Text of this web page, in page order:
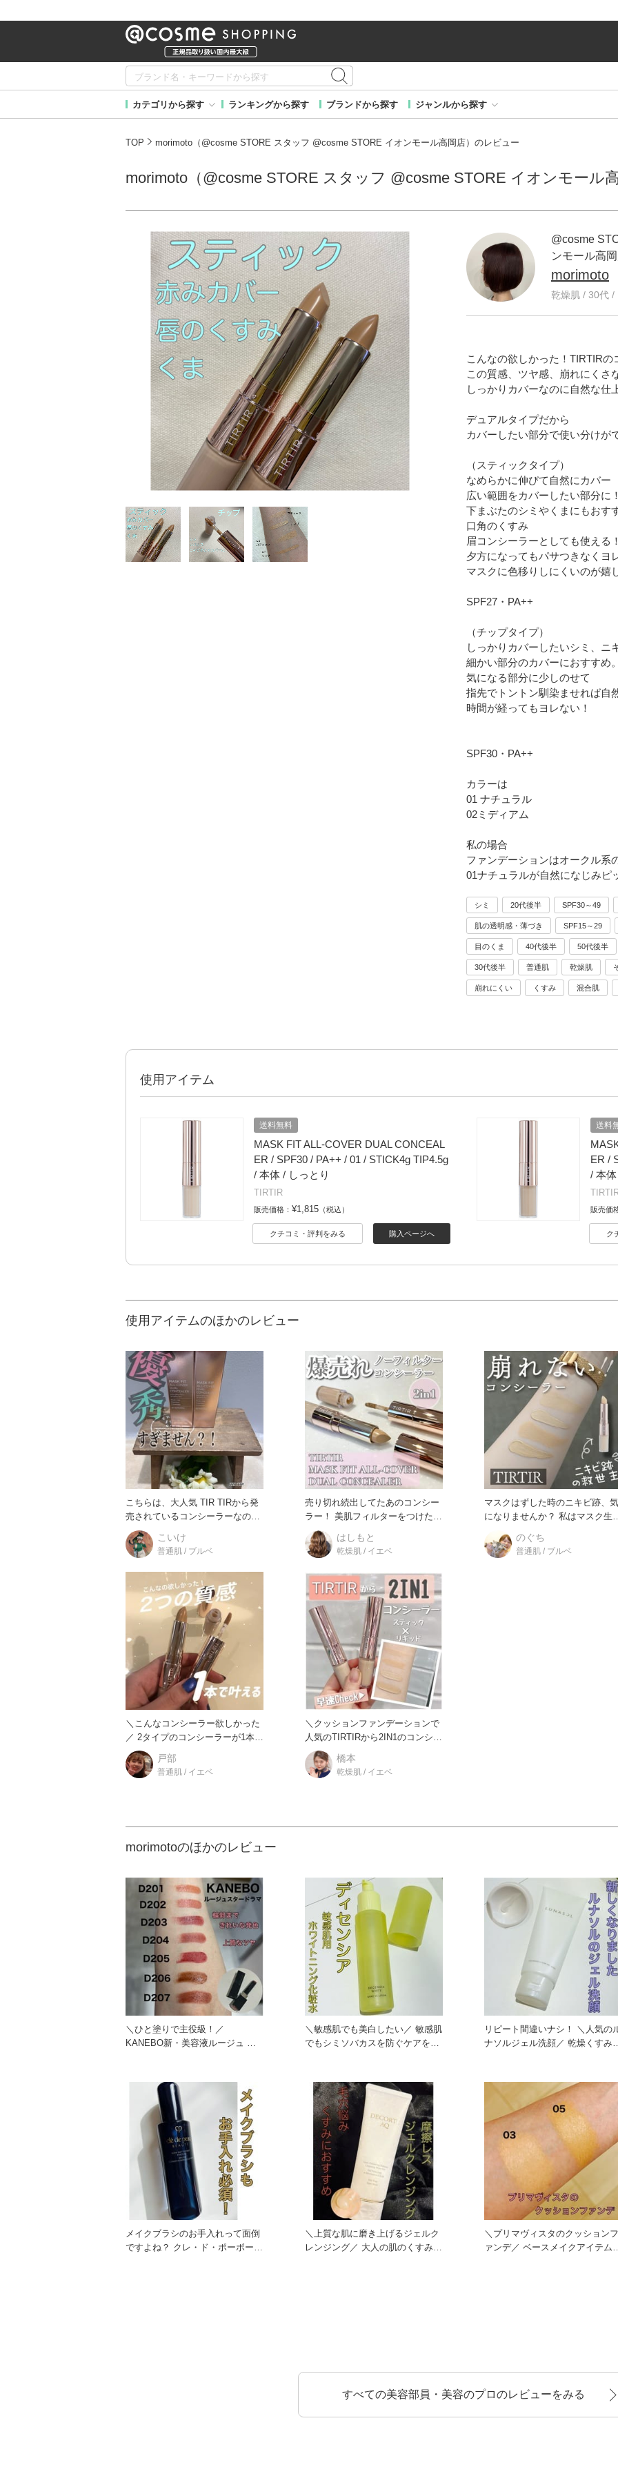
カテゴリから探す ランキングから探す ブランドから探す ジャンルから探す
TOP morimoto（@cosme STORE スタッフ @cosme STORE イオンモール高岡店）のレビュー
morimoto（@cosme STORE スタッフ @cosme STORE イオンモール
@cosme
ンモール高
morimoto
乾燥肌 / 30代 /
こんなの欲しかった！TIRTIRの
この質感、ツヤ感、崩れにくさ
しっかりカバーなのに自然な仕
デュアルタイプだから
カバーしたい部分で使い分けが
（スティックタイプ）
なめらかに伸びて自然にカバー
広い範囲をカバーしたい部分に！
下まぶたのシミやくまにもおす
口角のくすみ
眉コンシーラーとしても使える！
夕方になってもパサつきなくヨ
マスクに色移りしにくいのが嬉
SPF27・PA++
（チップタイプ）
しっかりカバーしたいシミ、ニ
細かい部分のカバーにおすすめ。
気になる部分に少しのせて
指先でトントン馴染ませれば自
時間が経ってもヨレない！
SPF30・PA++
カラーは
01 ナチュラル
02ミディアム
私の場合
ファンデーションはオークル系
01ナチュラルが自然になじみピ
シミ 20代後半 SPF30～49
肌の透明感・薄づき SPF15～29
目のくま 40代後半 50代後半
30代後半 普通肌 乾燥肌
崩れにくい くすみ 混合肌
使用アイテム
送料無料
MASK FIT ALL-COVER DUAL CONCEAL
ER / SPF30 / PA++ / 01 / STICK4g TIP4.5g
/ 本体 / しっとり
TIRTIR
販売価格： ¥1,815 （税込）
購入ページへ
クチコミ・評判をみる
送料
ER /
/ 本
販売価
ク
使用アイテムのほかのレビュー
こちらは、大人気 TIR TIRから発
売されているコンシーラーなので
見たことある方も多いの
こいけ
普通肌 / ブルベ
売り切れ続出してたあのコンシー
ラー！ 美肌フィルターをつけたよ
はしもと
乾燥肌 / イエベ
マスクはずした時のニキビ跡、気
になりませんか？ 私はマスク生活
のぐち
普通肌 / ブルベ
＼こんなコンシーラー欲しかった
／ 2タイプのコンシーラーが1本
に！ スティックタイ
戸部
普通肌 / イエベ
＼クッションファンデーションで
人気のTIRTIRから2IN1のコンシー
橋本
乾燥肌 / イエベ
morimotoのほかのレビュー
＼ひと塗りで主役級！／
KANEBO新・美容液ルージュ 一
＼敏感肌でも美白したい／ 敏感肌
でもシミソバカスを防ぐケアをし
リピート間違いナシ！ ＼人気の
ナソルジェル洗顔／ 乾燥くすみや
メイクブラシのお手入れって面倒
ですよね？ クレ・ド・ポーボー
＼上質な肌に磨き上げるジェルク
レンジング／ 大人の肌のくすみや
＼プリマヴィスタのクッションフ
ァンデ／ ベースメイクアイテムが
すべての美容部員・美容のプロのレビューをみる